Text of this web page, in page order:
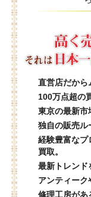
直営店だから
100万点超の
東京の最新市
独自の販売ル
経験豊富なプ
買取。
最新トレンド
アンティーク
修理工房があ